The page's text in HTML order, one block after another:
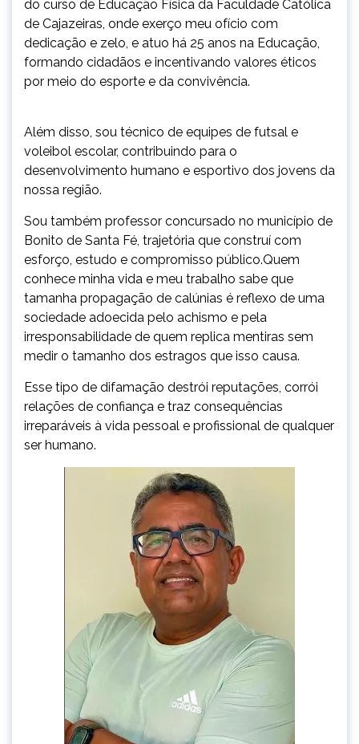
do curso de Educação Física da Faculdade Católica
de Cajazeiras, onde exerço meu ofício com
dedicação e zelo, e atuo há 25 anos na Educação,
formando cidadãos e incentivando valores éticos
por meio do esporte e da convivência.
Além disso, sou técnico de equipes de futsal e
voleibol escolar, contribuindo para o
desenvolvimento humano e esportivo dos jovens da
nossa região.
Sou também professor concursado no município de
Bonito de Santa Fé, trajetória que construí com
esforço, estudo e compromisso público.Quem
conhece minha vida e meu trabalho sabe que
tamanha propagação de calúnias é reflexo de uma
sociedade adoecida pelo achismo e pela
irresponsabilidade de quem replica mentiras sem
medir o tamanho dos estragos que isso causa.
Esse tipo de difamação destrói reputações, corrói
relações de confiança e traz consequências
irreparáveis à vida pessoal e profissional de qualquer
ser humano.